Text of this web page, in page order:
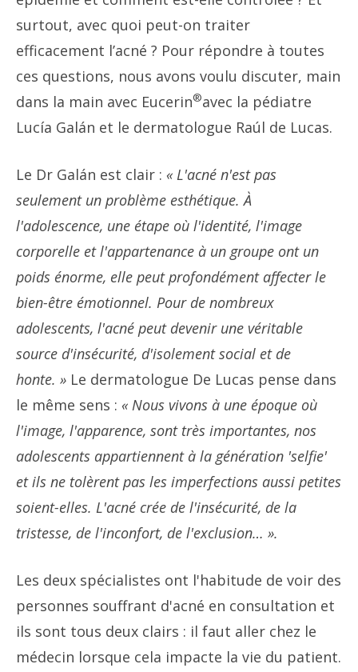
surtout, avec quoi peut-on traiter
efficacement l’acné ? Pour répondre à toutes
ces questions, nous avons voulu discuter, main
dans la main avec Eucerin®avec la pédiatre
Lucía Galán et le dermatologue Raúl de Lucas.
Le Dr Galán est clair : « L'acné n'est pas
seulement un problème esthétique. À
l'adolescence, une étape où l'identité, l'image
corporelle et l'appartenance à un groupe ont un
poids énorme, elle peut profondément affecter le
bien-être émotionnel. Pour de nombreux
adolescents, l'acné peut devenir une véritable
source d'insécurité, d'isolement social et de
honte. » Le dermatologue De Lucas pense dans
le même sens : « Nous vivons à une époque où
l'image, l'apparence, sont très importantes, nos
adolescents appartiennent à la génération 'selfie'
et ils ne tolèrent pas les imperfections aussi petites
soient-elles. L'acné crée de l'insécurité, de la
tristesse, de l'inconfort, de l'exclusion… ».
Les deux spécialistes ont l'habitude de voir des
personnes souffrant d'acné en consultation et
ils sont tous deux clairs : il faut aller chez le
médecin lorsque cela impacte la vie du patient.